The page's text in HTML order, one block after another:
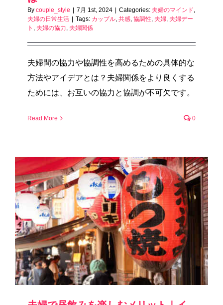
By couple_style 7月 1st, 2024 Categories: 夫婦のマインド,
夫婦の日常生活
Tags: カップル, 共感, 協調性, 夫婦, 夫婦デー
ト , 夫婦の協力, 夫婦関係
夫婦間の協力や協調性を高めるための具体的な
方法やアイデアとは？夫婦関係をより良くする
ためには、お互いの協力と協調が不可欠です。
Read More 0